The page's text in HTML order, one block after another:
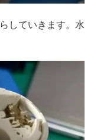
していきます。水